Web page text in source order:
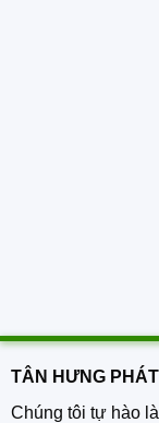
TÂN HƯNG PHÁT
Chúng tôi tự hào